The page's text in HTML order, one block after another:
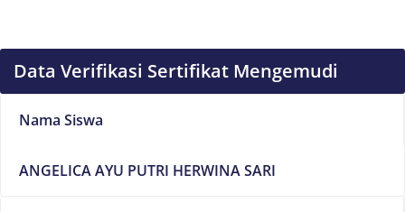
Data Verifikasi Sertifikat Mengemudi
Nama Siswa
ANGELICA AYU PUTRI HERWINA SARI